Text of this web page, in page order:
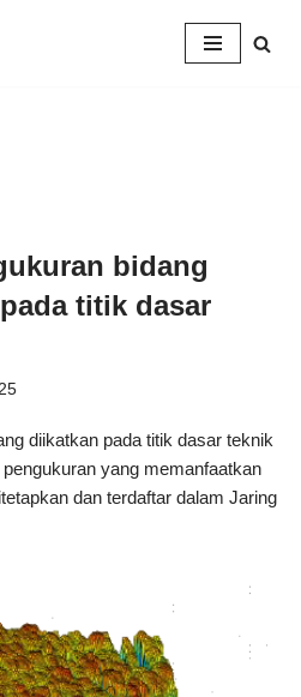
bidang
titik dasar
diikatkan pada titik dasar teknik
yang memanfaatkan
dan terdaftar dalam Jaring